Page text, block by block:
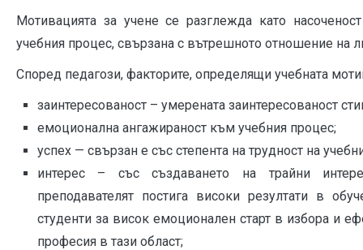
Мотивацията за учене се разглежда като
учебния процес, свързана с вътрешното отношение на
Според педагози, факторите, определящи учебната
заинтересованост – умерената заинтересованост
емоционална ангажираност към учебния процес;
успех — свързан е със степента на трудност на
интерес – със създаването на трайни
преподавателят постига високи резултати в
студенти за висок емоционален старт в избора и
професия в тази област;